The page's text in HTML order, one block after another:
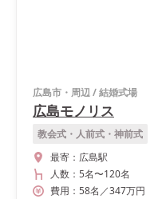
広島市・周辺/結婚式場
広島モノリス
教会式・人前式・神前式
最寄： 広島駅
人数： 5名〜120名
費用： 58名 ／347万円